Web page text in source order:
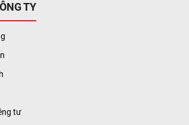
TY
tư